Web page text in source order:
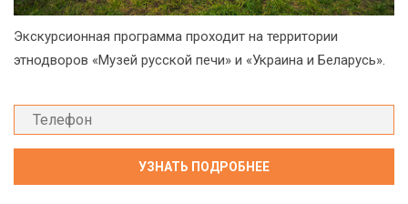
Экскурсионная программа проходит на территории
этнодворов «Музей русской печи» и «Украина и Беларусь».